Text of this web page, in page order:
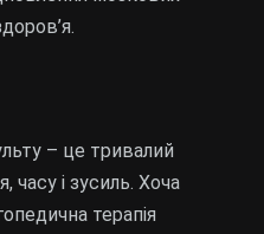
– це тривалий
часу і зусиль. Хоча
терапія